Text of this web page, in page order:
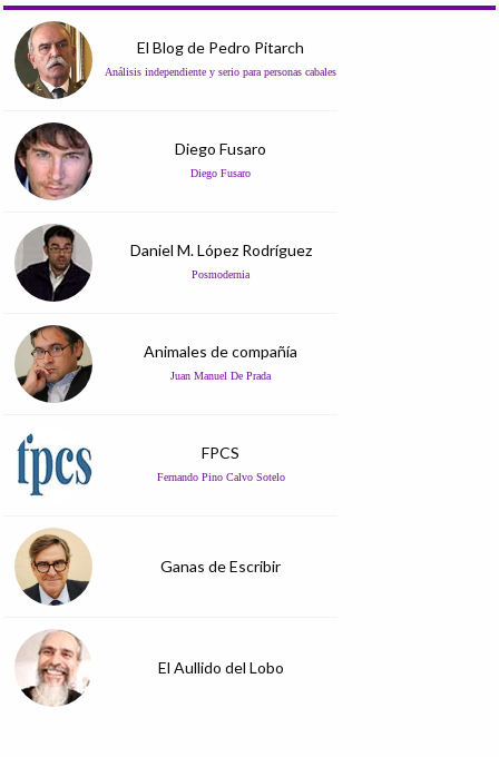
El Blog de Pedro Pitarch
Análisis independiente y serio para personas cabales
Diego Fusaro
Diego Fusaro
Daniel M. López Rodríguez
Posmodernia
Animales de compañía
Juan Manuel De Prada
FPCS
Fernando Pino Calvo Sotelo
Ganas de Escribir
El Aullido del Lobo